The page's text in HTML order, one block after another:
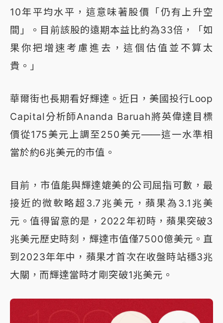
10年平均水平，這意味著股價「仍有上升空
間」。目前該股的遠期本益比約為33倍，「如
果你把增速考慮進去，這個估值並不算太
貴。」
華爾街也長期看好輝達。近日，美國投行Loop
Capital分析師Ananda Baruah將英偉達目標
價從175美元上調至250美元——這一水準相
當於約6兆美元的市值。
目前，市值能與輝達媲美的公司屈指可數，最
接近的微軟略超3.7兆美元，蘋果為3.1兆美
元。值得留意的是，2022年初時，蘋果突破3
兆美元歷史時刻，輝達市值僅7500億美元。直
到2023年年中，蘋果才首次在收盤時站穩3兆
大關，而輝達當時才剛突破1兆美元。